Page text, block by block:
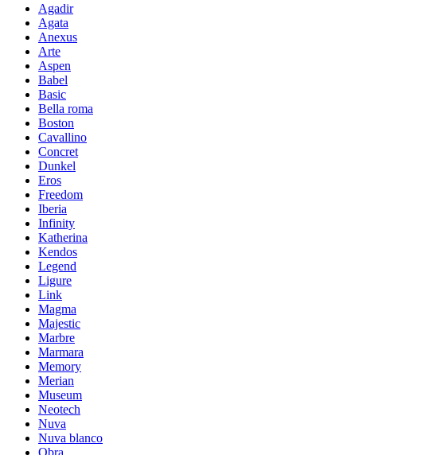
Agadir
Agata
Anexus
Arte
Aspen
Babel
Basic
Bella roma
Boston
Cavallino
Concret
Dunkel
Eros
Freedom
Iberia
Infinity
Katherina
Kendos
Legend
Ligure
Link
Magma
Majestic
Marbre
Marmara
Memory
Merian
Museum
Neotech
Nuva
Nuva blanco
Obra